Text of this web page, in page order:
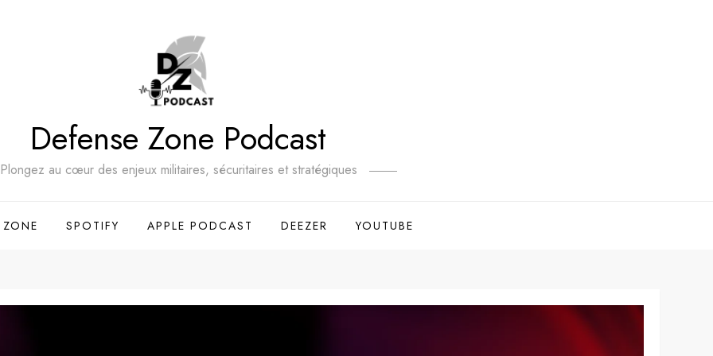
Defense Zone Podcast
Plongez au cœur des enjeux militaires, sécuritaires et stratégiques
SPOTIFY APPLE PODCAST DEEZER YOUTUBE